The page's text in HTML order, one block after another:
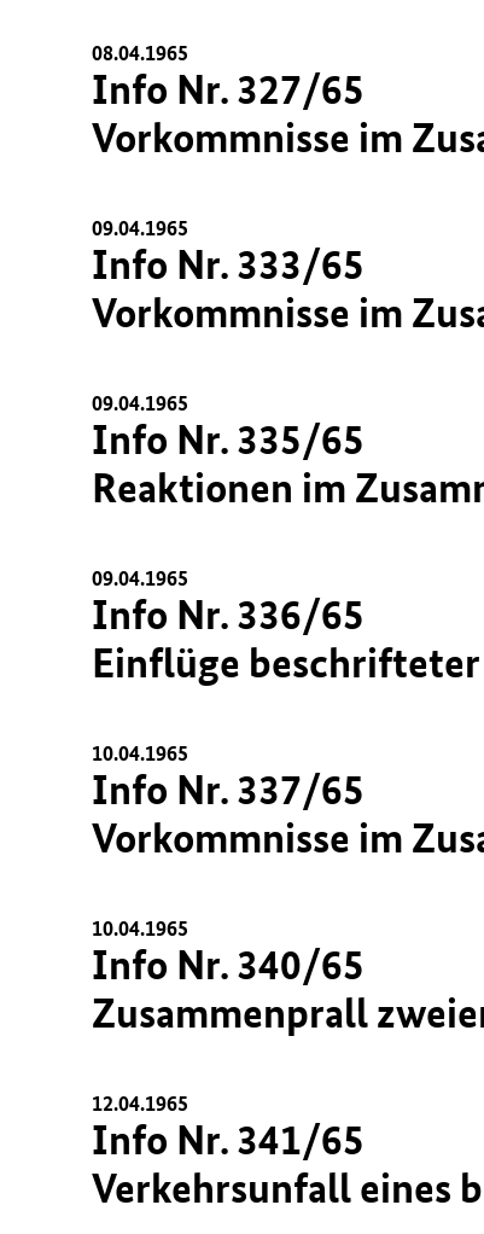
08.04.1965
Info Nr. 327/65
Vorkommnisse im
09.04.1965
Info Nr. 333/65
Vorkommnisse im
09.04.1965
Info Nr. 335/65
Reaktionen im
09.04.1965
Info Nr. 336/65
Einflüge
10.04.1965
Info Nr. 337/65
Vorkommnisse im
10.04.1965
Info Nr. 340/65
Zusammenprall
12.04.1965
Info Nr. 341/65
Verkehrsunfall eines